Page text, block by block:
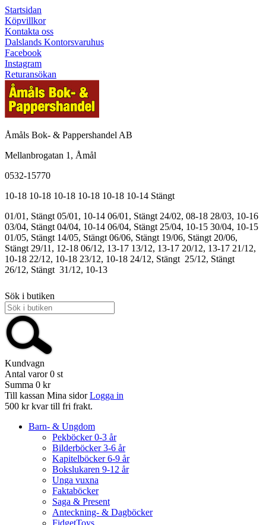
Startsidan
Köpvillkor
Kontakta oss
Dalslands Kontorsvaruhus
Facebook
Instagram
Returansökan
Åmåls Bok- & Pappershandel AB
Mellanbrogatan 1, Åmål
0532-15770
10-18 10-18 10-18 10-18 10-18 10-14 Stängt
01/01, Stängt 05/01, 10-14 06/01, Stängt 24/02, 08-18 28/03, 10-16
03/04, Stängt 04/04, 10-14 06/04, Stängt 25/04, 10-15 30/04, 10-15
01/05, Stängt 14/05, Stängt 06/06, Stängt 19/06, Stängt 20/06,
Stängt 29/11, 12-18 06/12, 13-17 13/12, 13-17 20/12, 13-17 21/12,
10-18 22/12, 10-18 23/12, 10-18 24/12, Stängt 25/12, Stängt
26/12, Stängt 31/12, 10-13
Sök i butiken
Kundvagn
Antal varor 0 st
Summa 0 kr
Till kassan Mina sidor Logga in
500 kr kvar till fri frakt.
Barn- & Ungdom
Pekböcker 0-3 år
Bilderböcker 3-6 år
Kapitelböcker 6-9 år
Bokslukaren 9-12 år
Unga vuxna
Faktaböcker
Saga & Present
Anteckning- & Dagböcker
FidgetToys